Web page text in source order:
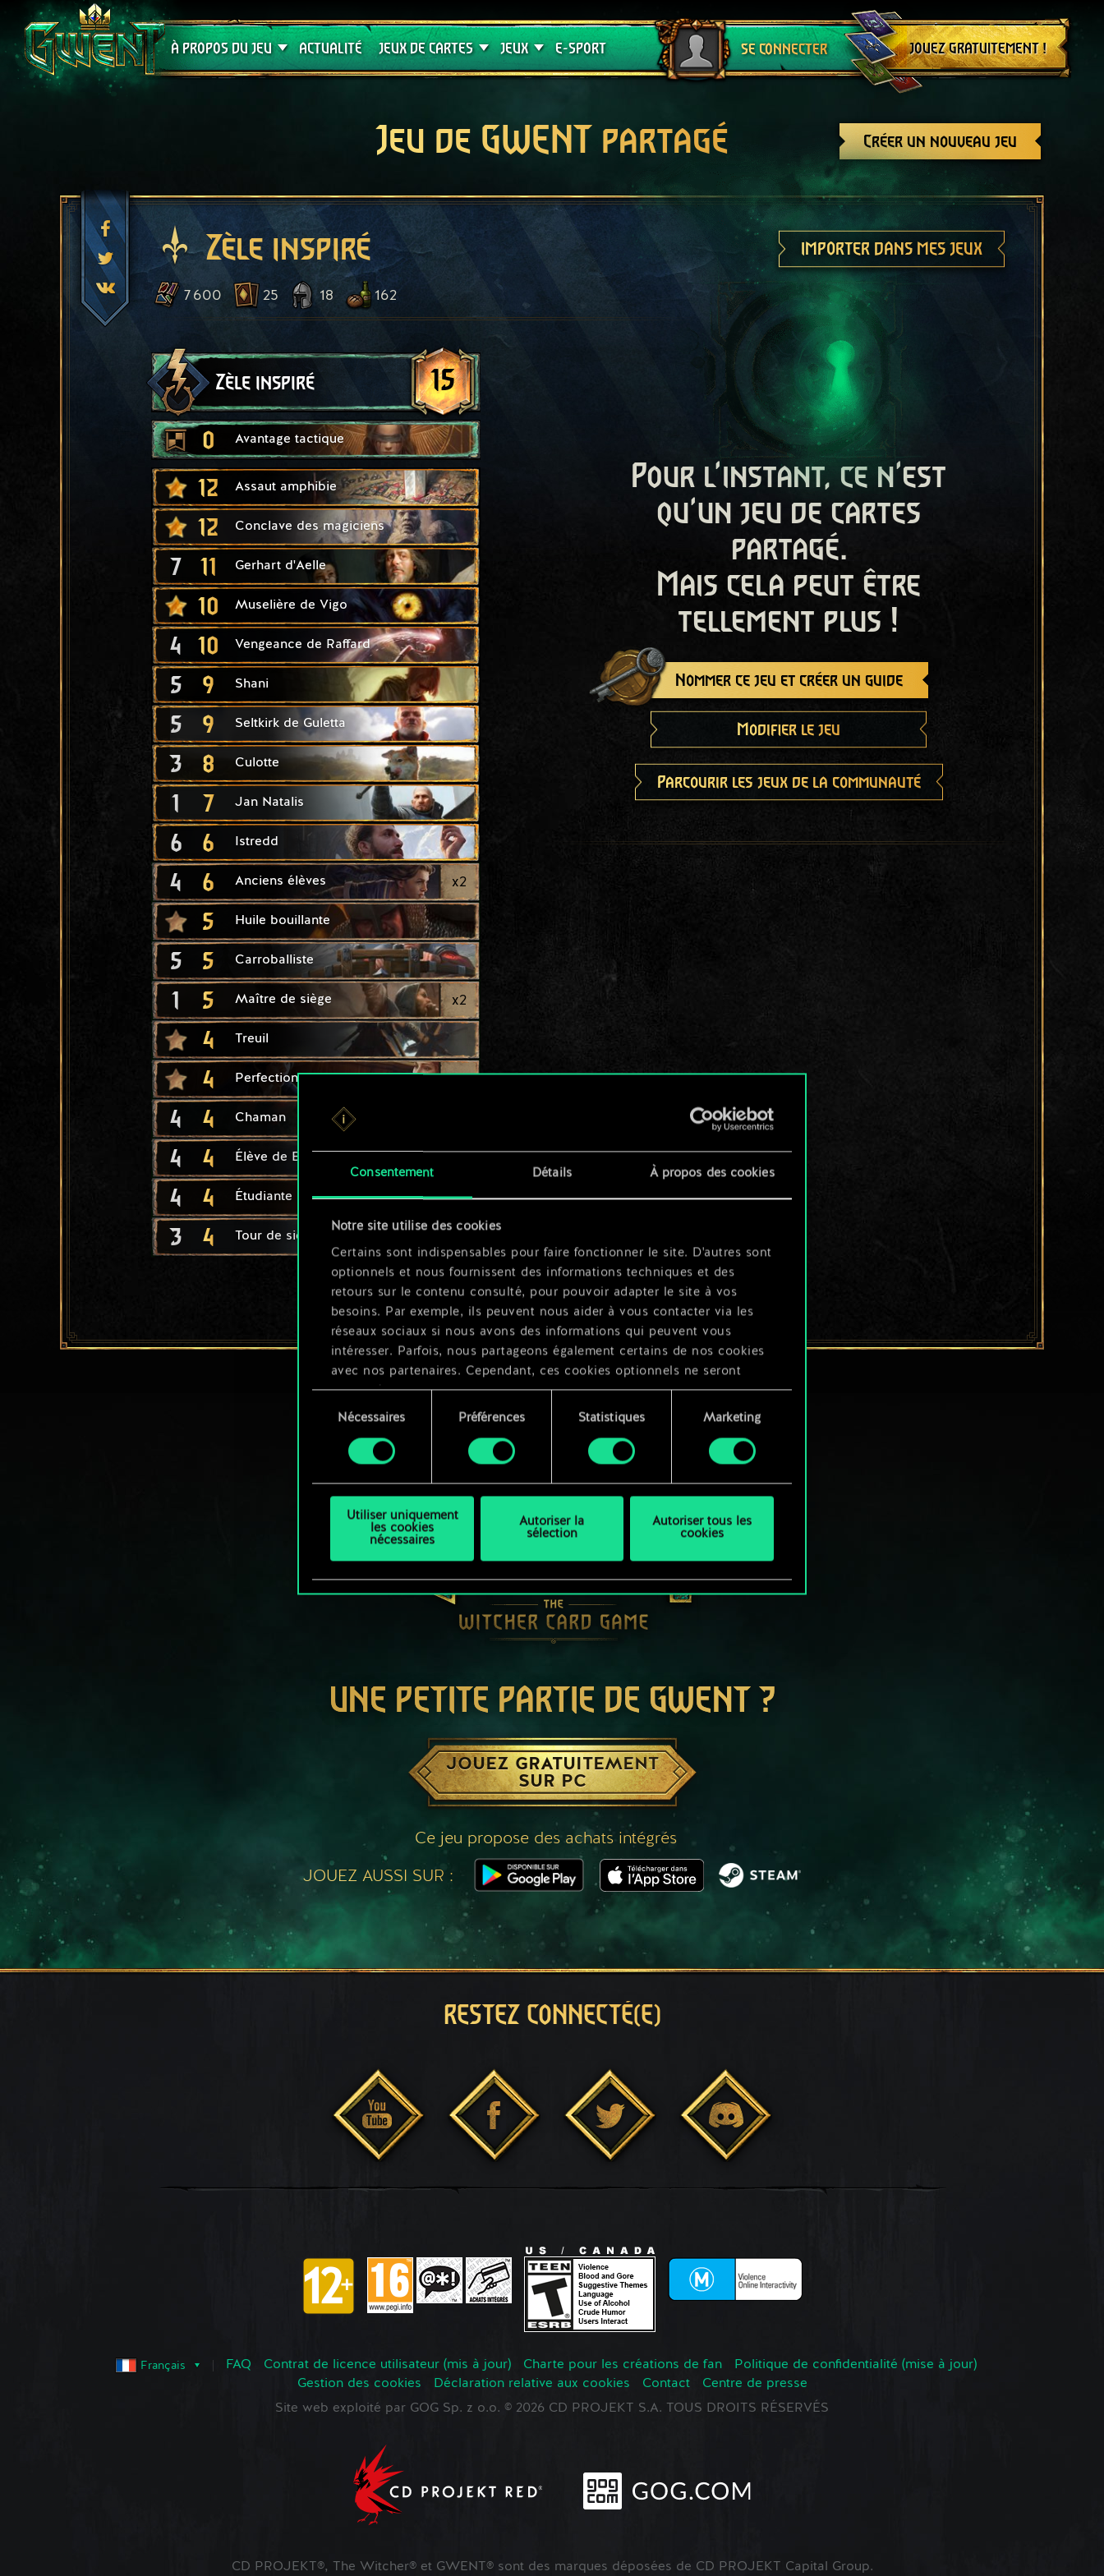
Consentement Détails À propos des cookies
Notre site utilise des cookies
Certains sont indispensables pour faire fonctionner le site. D'autres sont
optionnels et nous fournissent des informations techniques et des
retours sur le contenu consulté, pour pouvoir adapter le site à vos
besoins. Par exemple, ils peuvent nous aider à vous contacter via les
réseaux sociaux si nous avons des informations qui peuvent vous
intéresser. Parfois, nous partageons également certains de nos cookies
avec nos partenaires. Cependant, ces cookies optionnels ne seront
appliqués qu'avec votre permission.
et modifier vos préférences dans le menu "Paramètres" ci-dessous.
consentement
Nécessaires Préférences Statistiques Marketing
Utiliser uniquement
les cookies
nécessaires
Autoriser la
sélection
Autoriser tous les
cookies
À PROPOS DU JEU
Assistance
ACTUALITÉ JEUX DE CARTES
Crimson Curse
JEUX
Guides de jeux
E-SPORT SE CONNECTER
Se déconnecter
JOUEZ GRATUITEMENT !
Créer un nouveau jeu
Jeu de GWENT partagé
Zèle inspiré IMPORTER DANS MES JEUX
7 600 25 18 162
Zèle inspiré 15
0 Avantage tactique
12 Assaut amphibie
12 Conclave des magiciens
7 11 Gerhart d'Aelle
10 Muselière de Vigo
4 10 Vengeance de Raffard
5 9 Shani
5 9 Seltkirk de Guletta
3 8 Culotte
1 7 Jan Natalis
6 6 Istredd
4 6 Anciens élèves x2
5 Huile bouillante
5 5 Carroballiste
1 5 Maître de siège x2
4 Treuil
4 Perfectionnement x2
4 4 Chaman
4 4 Élève de Ban Ard
4 4 Étudiante d'Aretuza x2
3 4 Tour de siège
Pour l'instant, ce n'est
qu'un jeu de cartes
partagé.
Mais cela peut être
tellement plus !
Nommer ce jeu et créer un guide
Modifier le jeu
Parcourir les jeux de la communauté
UNE PETITE PARTIE DE GWENT ?
JOUEZ GRATUITEMENT
SUR PC
Ce jeu propose des achats intégrés
JOUEZ AUSSI SUR :
RESTEZ CONNECTÉ(E)
Français FAQ Contrat de licence utilisateur (mis à jour) Charte pour les créations de fan
Politique de confidentialité (mise à jour)
Gestion des cookies
Déclaration relative aux cookies Contact
Centre de presse
Site web exploité par GOG Sp. z o.o. © 2026 CD PROJEKT S.A. TOUS DROITS RÉSERVÉS
CD PROJEKT®, The Witcher® et GWENT® sont des marques déposées de CD PROJEKT Capital Group.